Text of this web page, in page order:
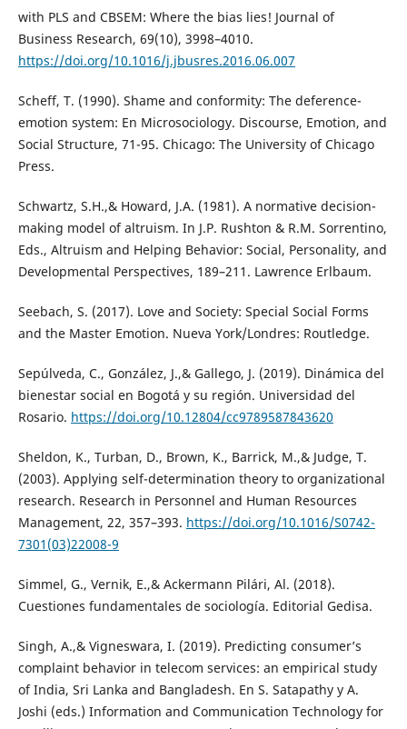
with PLS and CBSEM: Where the bias lies! Journal of
Business Research, 69(10), 3998–4010.
https://doi.org/10.1016/j.jbusres.2016.06.007
Scheff, T. (1990). Shame and conformity: The deference-
emotion system: En Microsociology. Discourse, Emotion, and
Social Structure, 71-95. Chicago: The University of Chicago
Press.
Schwartz, S.H.,& Howard, J.A. (1981). A normative decision-
making model of altruism. In J.P. Rushton & R.M. Sorrentino,
Eds., Altruism and Helping Behavior: Social, Personality, and
Developmental Perspectives, 189–211. Lawrence Erlbaum.
Seebach, S. (2017). Love and Society: Special Social Forms
and the Master Emotion. Nueva York/Londres: Routledge.
Sepúlveda, C., González, J.,& Gallego, J. (2019). Dinámica del
bienestar social en Bogotá y su región. Universidad del
Rosario. https://doi.org/10.12804/cc9789587843620
Sheldon, K., Turban, D., Brown, K., Barrick, M.,& Judge, T.
(2003). Applying self-determination theory to organizational
research. Research in Personnel and Human Resources
Management, 22, 357–393. https://doi.org/10.1016/S0742-
7301(03)22008-9
Simmel, G., Vernik, E.,& Ackermann Pilári, Al. (2018).
Cuestiones fundamentales de sociología. Editorial Gedisa.
Singh, A.,& Vigneswara, I. (2019). Predicting consumer’s
complaint behavior in telecom services: an empirical study
of India, Sri Lanka and Bangladesh. En S. Satapathy y A.
Joshi (eds.) Information and Communication Technology for